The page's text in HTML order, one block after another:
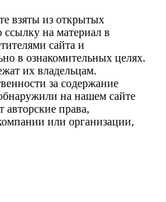
взяты из открытых
на материал в
сайта и
в ознакомительных целях.
их владельцам.
за содержание
на нашем сайте
права,
или организации,